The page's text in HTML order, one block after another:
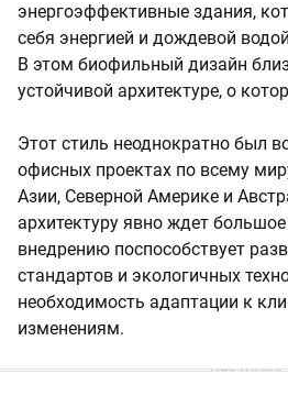
энергоэффективные здания,
себя энергией и дождевой
В этом биофильный дизайн
устойчивой архитектуре, о
Этот стиль неоднократно был
офисных проектах по всему
Азии, Северной Америке и
архитектуру явно ждет
внедрению поспособствует
стандартов и экологичных
необходимость адаптации к
изменениям.